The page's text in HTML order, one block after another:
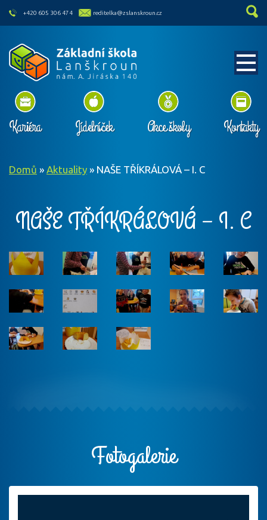
skip to main content
+420 605 306 474 reditelka@zslanskroun.cz
Kariéra Jídelníček Akce školy Kontakty
Domů » Aktuality » NAŠE TŘÍKRÁLOVÁ – I. C
NAŠE TŘÍKRÁLOVÁ – I. C
Fotogalerie